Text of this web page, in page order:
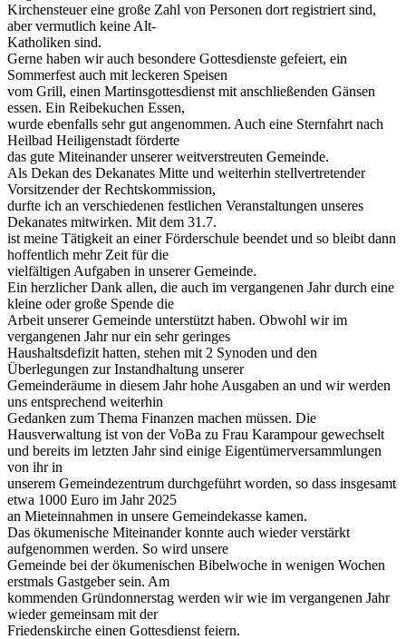
Kirchensteuer eine große Zahl von Personen dort registriert sind,
aber vermutlich keine Alt-
Katholiken sind.
Gerne haben wir auch besondere Gottesdienste gefeiert, ein
Sommerfest auch mit leckeren Speisen
vom Grill, einen Martinsgottesdienst mit anschließenden Gänsen
essen. Ein Reibekuchen Essen,
wurde ebenfalls sehr gut angenommen. Auch eine Sternfahrt nach
Heilbad Heiligenstadt förderte
das gute Miteinander unserer weitverstreuten Gemeinde.
Als Dekan des Dekanates Mitte und weiterhin stellvertretender
Vorsitzender der Rechtskommission,
durfte ich an verschiedenen festlichen Veranstaltungen unseres
Dekanates mitwirken. Mit dem 31.7.
ist meine Tätigkeit an einer Förderschule beendet und so bleibt dann
hoffentlich mehr Zeit für die
vielfältigen Aufgaben in unserer Gemeinde.
Ein herzlicher Dank allen, die auch im vergangenen Jahr durch eine
kleine oder große Spende die
Arbeit unserer Gemeinde unterstützt haben. Obwohl wir im
vergangenen Jahr nur ein sehr geringes
Haushaltsdefizit hatten, stehen mit 2 Synoden und den
Überlegungen zur Instandhaltung unserer
Gemeinderäume in diesem Jahr hohe Ausgaben an und wir werden
uns entsprechend weiterhin
Gedanken zum Thema Finanzen machen müssen. Die
Hausverwaltung ist von der VoBa zu Frau Karampour gewechselt
und bereits im letzten Jahr sind einige Eigentümerversammlungen
von ihr in
unserem Gemeindezentrum durchgeführt worden, so dass insgesamt
etwa 1000 Euro im Jahr 2025
an Mieteinnahmen in unsere Gemeindekasse kamen.
Das ökumenische Miteinander konnte auch wieder verstärkt
aufgenommen werden. So wird unsere
Gemeinde bei der ökumenischen Bibelwoche in wenigen Wochen
erstmals Gastgeber sein. Am
kommenden Gründonnerstag werden wir wie im vergangenen Jahr
wieder gemeinsam mit der
Friedenskirche einen Gottesdienst feiern.